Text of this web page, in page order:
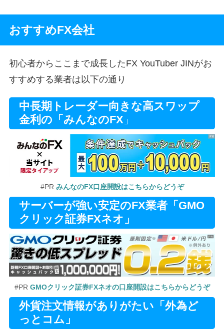
おすすめFX会社
初心者からここまで成長したFX YouTuber JINがお
すすめする業者は以下の通り
中長期トレーダー向きな高スワップ
金利の「みんなのFX」
#PR みんなのFX口座開設はこちらからどうぞ
サーバーが強い安定のFX業者「GMO
クリック証券FXネオ」
#PR GMOクリック証券FXネオの口座開設はこちらからどうぞ
外貨注文情報がありがたい「外為ど
っとコム」